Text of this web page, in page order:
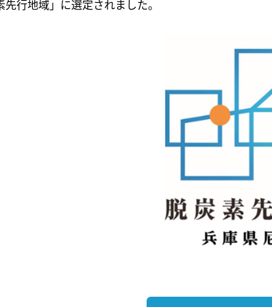
先行地域」に選定されました。